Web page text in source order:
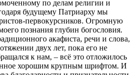
по делам религии и
будущему Патриарху мы
первокурсников. Огромную
познания глубин богословия.
акафиста, речи и слова,
двух лет, пока его не
к нам, – всё это отложилось
хорошим крупным шрифтом. И